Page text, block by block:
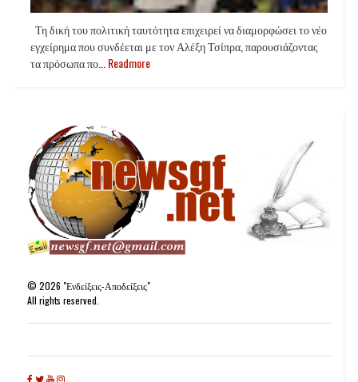
Τη δική του πολιτική ταυτότητα επιχειρεί να διαμορφώσει το νέο
εγχείρημα που συνδέεται με τον Αλέξη Τσίπρα, παρουσιάζοντας
τα πρόσωπα πο... Readmore
©2026 "Ενδείξεις-Αποδείξεις"
All rights reserved.